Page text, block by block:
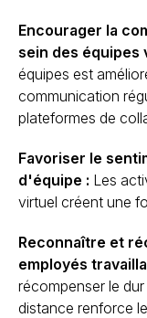
Encourager la
sein des équipes
équipes est
communication
plateformes de
Favoriser le
d'équipe : Les
virtuel créent une
Reconnaître et
employés
récompenser le
distance renforce